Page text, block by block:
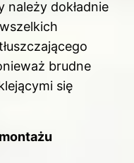
należy dokładnie
brudne
się